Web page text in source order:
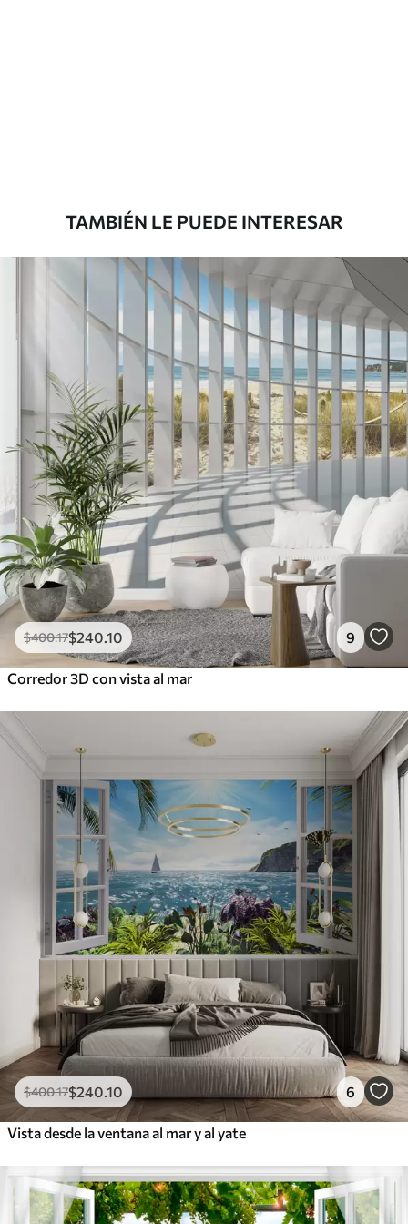
Vinilo Premium
1266.67$760.00/m²
Peel and Stick
920 .00/m²
TAMBIÉN LE PUEDE INTERESAR
$400.17$240 .10 9
Corredor 3D con vista al mar
$400.17$240 .10 6
Vista desde la ventana al mar y al yate